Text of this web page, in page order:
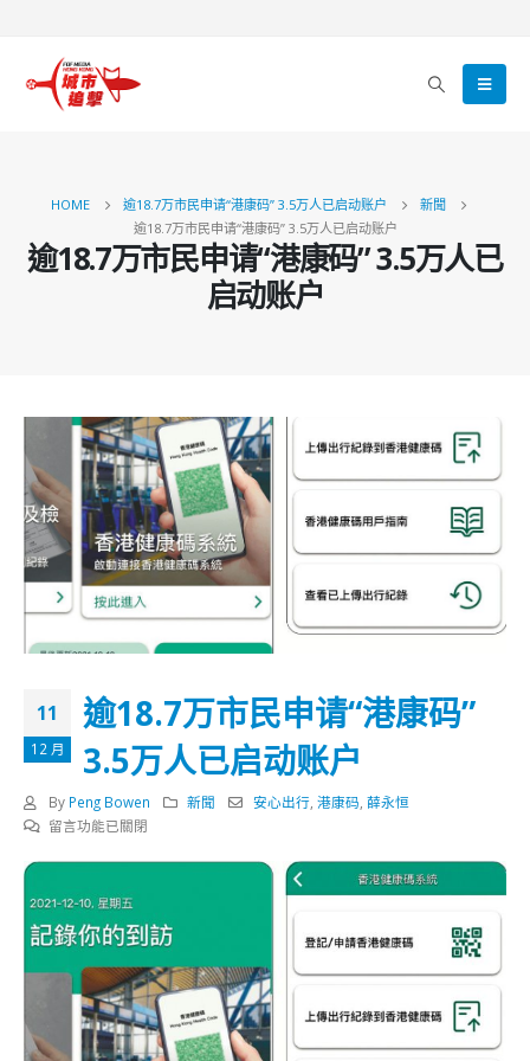
HOME 逾18.7万市民申请“港康码” 3.5万人已启动账户
新聞
逾18.7万市民申请“港康码” 3.5万人已启动账户
逾18.7万市民申请“港康码” 3.5万人已
启动账户
11
12 月
逾18.7万市民申请“港康码”
3.5万人已启动账户
By Peng Bowen 新聞 安心出行 ,港康码 ,薛永恒
在
万
民
留言功能已關閉